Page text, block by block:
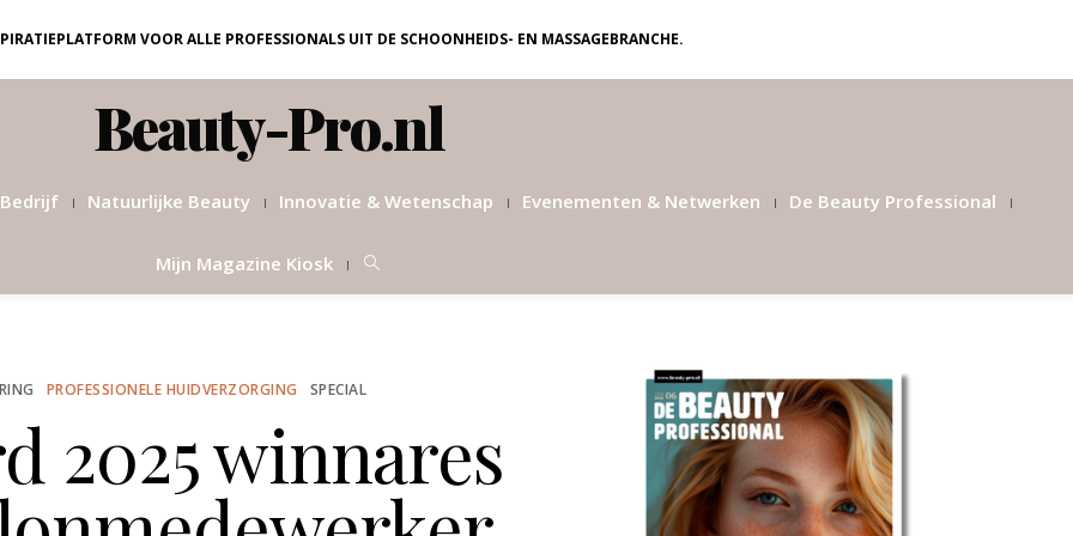
VOOR ALLE PROFESSIONALS UIT DE SCHOONHEIDS- EN MASSAGEBRANCHE.
Beauty-Pro.nl
Natuurlijke Beauty Innovatie & Wetenschap Evenementen & Netwerken De Beauty Professional
Mijn Magazine Kiosk
PROFESSIONELE HUIDVERZORGING SPECIAL
2025 winnares